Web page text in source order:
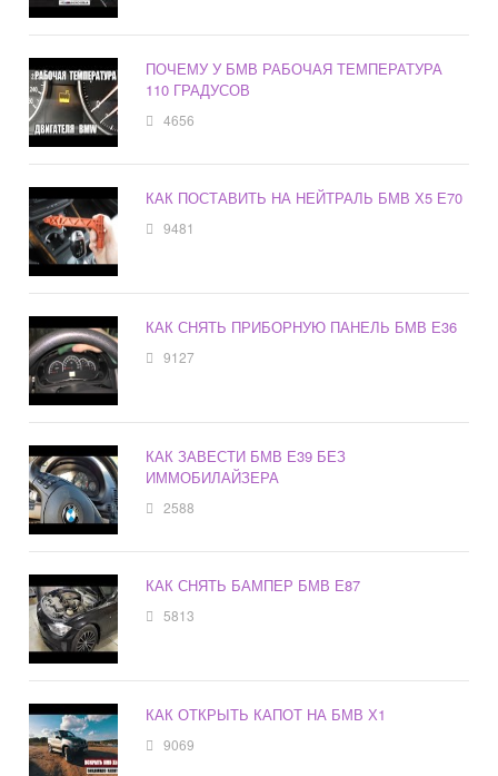
ПОЧЕМУ У БМВ РАБОЧАЯ ТЕМПЕРАТУРА
110 ГРАДУСОВ
4656
КАК ПОСТАВИТЬ НА НЕЙТРАЛЬ БМВ Х5 Е70
9481
КАК СНЯТЬ ПРИБОРНУЮ ПАНЕЛЬ БМВ Е36
9127
КАК ЗАВЕСТИ БМВ Е39 БЕЗ
ИММОБИЛАЙЗЕРА
2588
КАК СНЯТЬ БАМПЕР БМВ Е87
5813
КАК ОТКРЫТЬ КАПОТ НА БМВ Х1
9069